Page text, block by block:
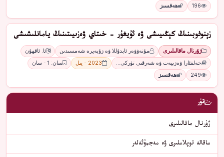
196 ھەقسىز
زېنوفوبىنىڭ كېڭىيىشى ۋە ئۇيغۇر - خىتاي ۋەزىيىتىنىڭ يامانلىشىشى
ژۇرنال ماقالىلىرى مۇنەۋۋەر ئابدۇللا ۋە زۇبەيرە شەمسىدىن
ئا. ئاقھۇن
خەلقئارا ۋەزىيەت ۋە شەرقىي تۈركى…
2023 - يىل
سان: 1 - سان
249
ھەقسىز
تۈر
ژۇرنال ماقالىلىرى
ماقالە توپلاملىرى ۋە مەجمۇئەلەر